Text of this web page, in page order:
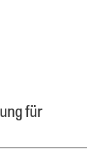
für